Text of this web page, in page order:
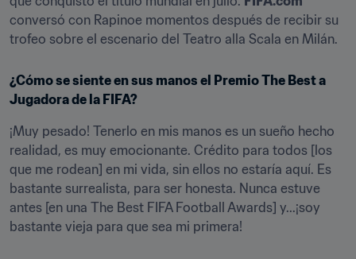
conversó con Rapinoe momentos después de recibir su
trofeo sobre el escenario del Teatro alla Scala en Milán.
¿Cómo se siente en sus manos el Premio The Best a
Jugadora de la FIFA?
¡Muy pesado! Tenerlo en mis manos es un sueño hecho
realidad, es muy emocionante. Crédito para todos [los
que me rodean] en mi vida, sin ellos no estaría aquí. Es
bastante surrealista, para ser honesta. Nunca estuve
antes [en una The Best FIFA Football Awards] y...¡soy
bastante vieja para que sea mi primera!